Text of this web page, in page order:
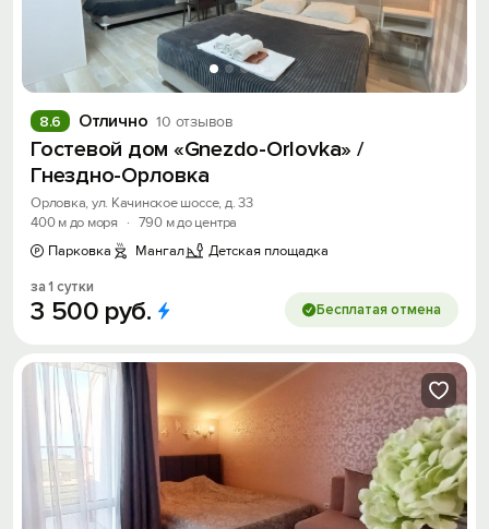
Отлично 10 отзывов
8.6
Гостевой дом «Gnezdo-Orlovka» /
Гнездно-Орловка
Орловка, ул. Качинское шоссе, д. 33
400 м до моря
· 790 м до центра
Парковка
Мангал Детская площадка
за 1 сутки
3 500 руб. Бесплатая отмена